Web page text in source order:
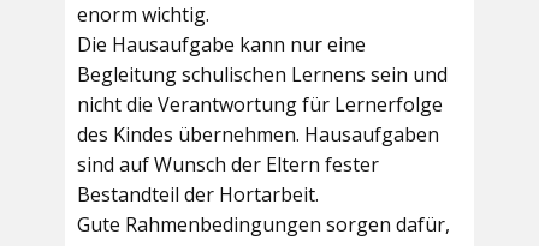
enorm wichtig.
Die Hausaufgabe kann nur eine
Begleitung schulischen Lernens sein und
nicht die Verantwortung für Lernerfolge
des Kindes übernehmen. Hausaufgaben
sind auf Wunsch der Eltern fester
Bestandteil der Hortarbeit.
Gute Rahmenbedingungen sorgen dafür,